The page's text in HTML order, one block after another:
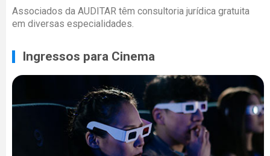
Associados da AUDITAR têm consultoria jurídica gratuita
em diversas especialidades.
Ingressos para Cinema